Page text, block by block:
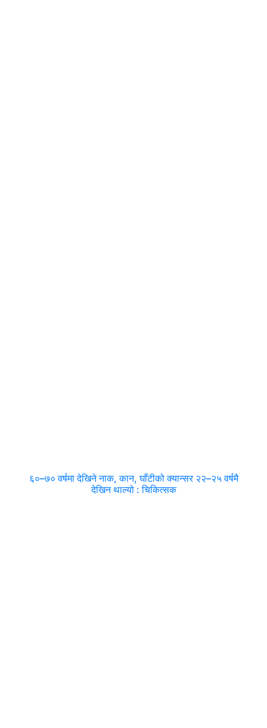
६०–७० वर्षमा देखिने नाक, कान, घाँटीको क्यान्सर २२–२५ वर्षमै
देखिन थाल्यो : चिकित्सक